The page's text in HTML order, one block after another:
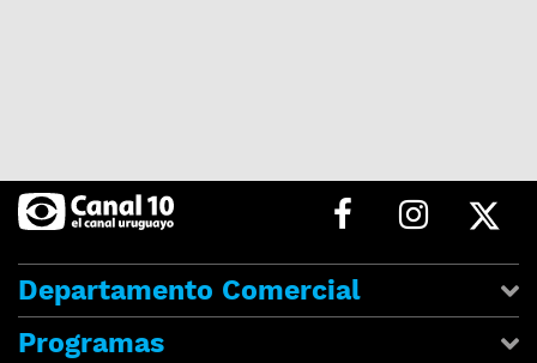
Departamento Comercial
Programas